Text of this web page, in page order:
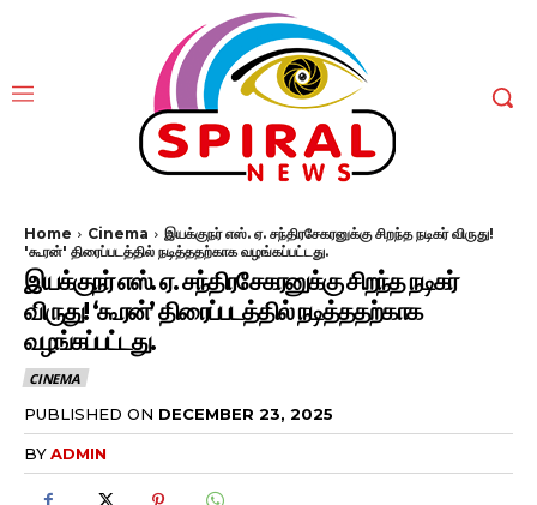
Home Cinema
இயக்குநர் எஸ். ஏ. சந்திரசேகரனுக்கு சிறந்த நடிகர் விருது!
'கூரன்' திரைப்படத்தில் நடித்ததற்காக வழங்கப்பட்டது.
இயக்குநர் எஸ். ஏ. சந்திரசேகரனுக்கு சிறந்த நடிகர்
விருது! ‘கூரன்’ திரைப்படத்தில் நடித்ததற்காக
வழங்கப்பட்டது.
CINEMA
PUBLISHED ON DECEMBER 23, 2025
BYADMIN